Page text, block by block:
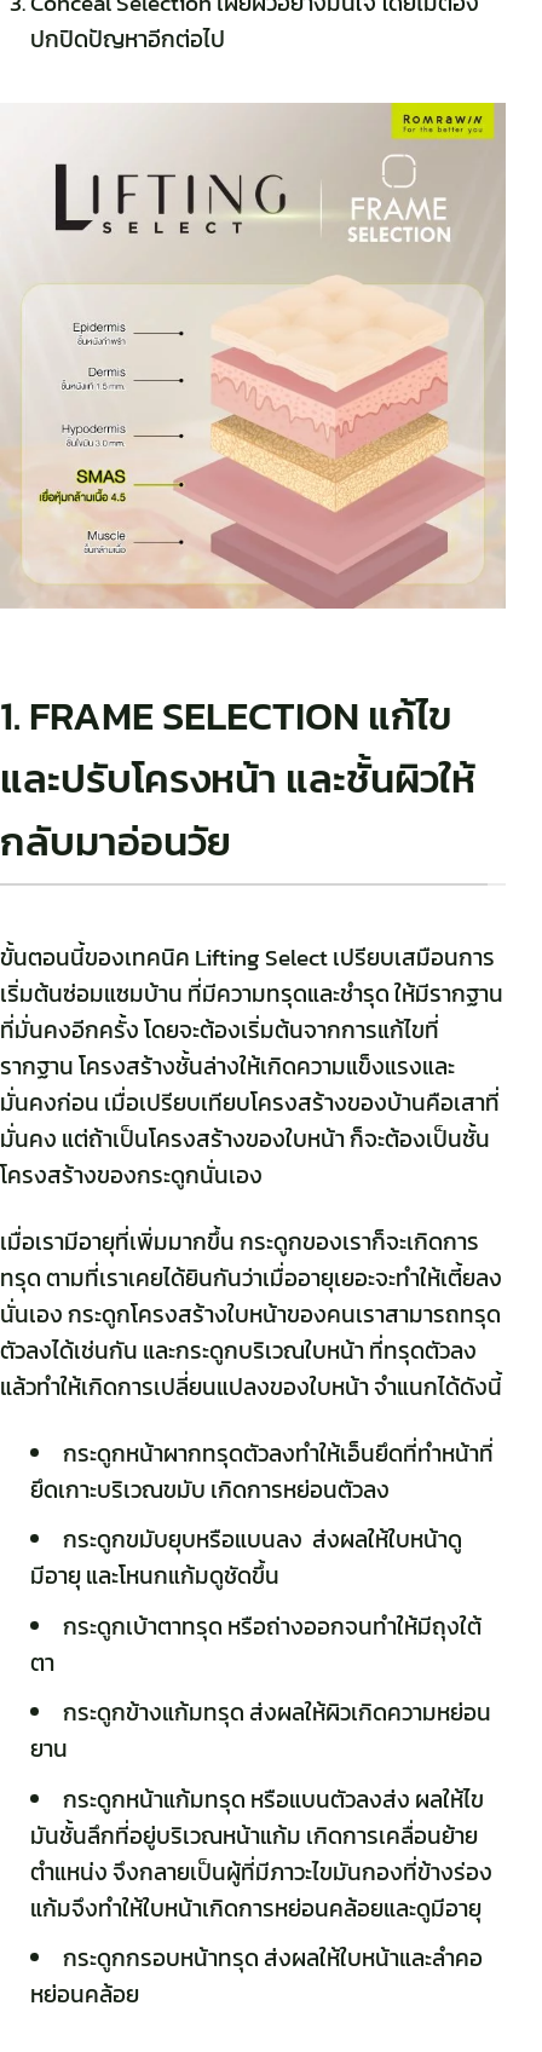
ปกปิดปัญหาอีกต่อไป
1. FRAME SELECTION แก้ไข
และปรับโครงหน้า และชั้นผิวให้
กลับมาอ่อนวัย
ขั้นตอนนี้ของเทคนิค Lifting Select เปรียบเสมือนการ
เริ่มต้นซ่อมแซมบ้าน ที่มีความทรุดและชำรุด ให้มีรากฐาน
ที่มั่นคงอีกครั้ง โดยจะต้องเริ่มต้นจากการแก้ไขที่
รากฐาน โครงสร้างชั้นล่างให้เกิดความแข็งแรงและ
มั่นคงก่อน เมื่อเปรียบเทียบโครงสร้างของบ้านคือเสาที่
มั่นคง แต่ถ้าเป็นโครงสร้างของใบหน้า ก็จะต้องเป็นชั้น
โครงสร้างของกระดูกนั่นเอง
เมื่อเรามีอายุที่เพิ่มมากขึ้น กระดูกของเราก็จะเกิดการ
ทรุด ตามที่เราเคยได้ยินกันว่าเมื่ออายุเยอะจะทำให้เตี้ยลง
นั่นเอง กระดูกโครงสร้างใบหน้าของคนเราสามารถทรุด
ตัวลงได้เช่นกัน และกระดูกบริเวณใบหน้า ที่ทรุดตัวลง
แล้วทำให้เกิดการเปลี่ยนแปลงของใบหน้า จำแนกได้ดังนี้
กระดูกหน้าผากทรุดตัวลงทำให้เอ็นยึดที่ทำหน้าที่
ยึดเกาะบริเวณขมับ เกิดการหย่อนตัวลง
กระดูกขมับยุบหรือแบนลง ส่งผลให้ใบหน้าดู
มีอายุ และโหนกแก้มดูชัดขึ้น
กระดูกเบ้าตาทรุด หรือถ่างออกจนทำให้มีถุงใต้
ตา
กระดูกข้างแก้มทรุด ส่งผลให้ผิวเกิดความหย่อน
ยาน
กระดูกหน้าแก้มทรุด หรือแบนตัวลงส่ง ผลให้ไข
มันชั้นลึกที่อยู่บริเวณหน้าแก้ม เกิดการเคลื่อนย้าย
ตำแหน่ง จึงกลายเป็นผู้ที่มีภาวะไขมันกองที่ข้างร่อง
แก้มจึงทำให้ใบหน้าเกิดการหย่อนคล้อยและดูมีอายุ
กระดูกกรอบหน้าทรุด ส่งผลให้ใบหน้าและลำคอ
หย่อนคล้อย